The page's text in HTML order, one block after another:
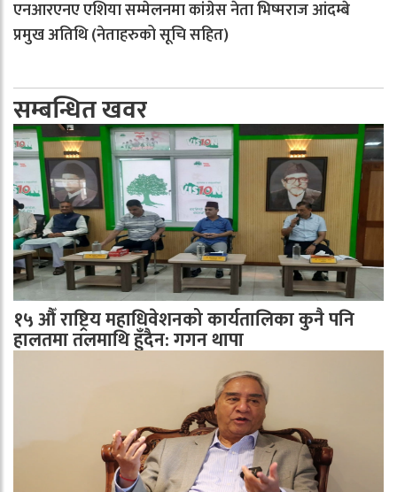
एनआरएनए एशिया सम्मेलनमा कांग्रेस नेता भिष्मराज आंदम्बे
प्रमुख अतिथि (नेताहरुको सूचि सहित)
सम्बन्धित खवर
१५ औँ राष्ट्रिय महाधिवेशनको कार्यतालिका कुनै पनि
हालतमा तलमाथि हुँदैन: गगन थापा